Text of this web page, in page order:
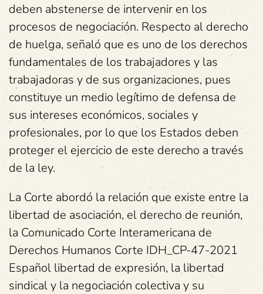
deben abstenerse de intervenir en los
procesos de negociación. Respecto al derecho
de huelga, señaló que es uno de los derechos
fundamentales de los trabajadores y las
trabajadoras y de sus organizaciones, pues
constituye un medio legítimo de defensa de
sus intereses económicos, sociales y
profesionales, por lo que los Estados deben
proteger el ejercicio de este derecho a través
de la ley.
La Corte abordó la relación que existe entre la
libertad de asociación, el derecho de reunión,
la Comunicado Corte Interamericana de
Derechos Humanos Corte IDH_CP-47-2021
Español libertad de expresión, la libertad
sindical y la negociación colectiva y su